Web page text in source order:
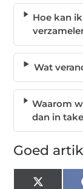
Hoe kan
Wat
Waarom
dan in
Goed
X